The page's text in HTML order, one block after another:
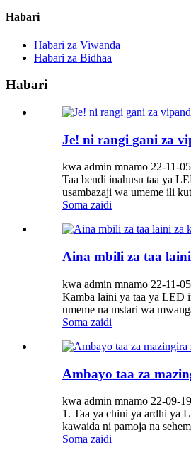
Habari
Habari za Viwanda
Habari za Bidhaa
Habari
Je! ni rangi gani za
kwa admin mnamo 22-11-05
Taa bendi inahusu taa ya
usambazaji wa umeme ili
Soma zaidi
Aina mbili za taa
kwa admin mnamo 22-11-05
Kamba laini ya taa ya LED
umeme na mstari wa
Soma zaidi
Ambayo taa za
kwa admin mnamo 22-09-19
1. Taa ya chini ya ardhi ya
kawaida ni pamoja na
Soma zaidi